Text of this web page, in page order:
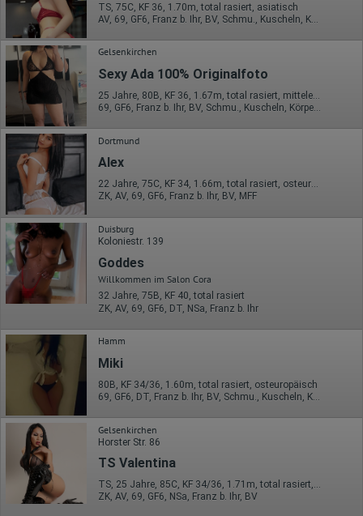
Herkunft (Land und Stadt)
Sprache
Betriebssystem
Gerät (PC, Tablet-PC oder Smartphone)
Browser und alle verwendeten Add-ons
Auflösung des Computers
Besucherquelle (Facebook, Suchmaschine oder
verweisende Webseite)
Welche Dateien wurden heruntergeladen?
Welche Videos angeschaut?
Wurden Werbebanner angeklickt?
Wohin ging der Besucher? Klickte er auf weitere Seiten des
Portals oder hat er sie komplett verlassen?
Wie lange blieb der Besucher?
Ort der Verarbeitung:
Europäische Union & USA
Hotjar
Wir nutzen Hotjar als Webanalysedient. Es wird verwendet, um
Daten über das Benutzerverhalten zu sammeln. Hotjar kann
auch im Rahmen von Umfragen und Feedbackfunktionen, die
auf unserer Website eingebunden sind, von Ihnen bereitgestellte
Herausgeber:
Hotjar Limited, Malta
Erhobene Daten:
Datum und Uhrzeit des Besuchs
Gerätetyp
Geografischer Standort
IP-Adresse
Mausbewegungen
Besuchte Seiten
Referrer URL
Bildschirmauflösung
TS, 75C, KF 36, 1.70m, total rasiert, asiatisch
Gelsenkirchen
Sexy Ada 100% Originalfoto
25 Jahre, 80B, KF 36, 1.67m, total rasiert, mitteleuropäisch
69, GF6, Franz b. Ihr, BV, Schmu., Kuscheln, Körperküs., DSa
Dortmund
Alex
22 Jahre, 75C, KF 34, 1.66m, total rasiert, osteuropäisch
ZK, AV, 69, GF6, Franz b. Ihr, BV, MFF
Duisburg
Koloniestr. 139
Goddes
Willkommen im Salon Cora
32 Jahre, 75B, KF 40, total rasiert
ZK, AV, 69, GF6, DT, NSa, Franz b. Ihr
Hamm
Miki
80B, KF 34/36, 1.60m, total rasiert, osteuropäisch
69, GF6, DT, Franz b. Ihr, BV, Schmu., Kuscheln, Körperküs.
Gelsenkirchen
Horster Str. 86
TS Valentina
TS, 25 Jahre, 85C, KF 34/36, 1.71m, total rasiert, Latina
ZK, AV, 69, GF6, NSa, Franz b. Ihr, BV